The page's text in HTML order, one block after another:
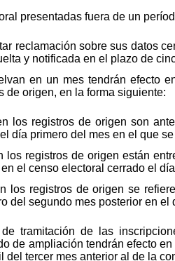
presentadas fuera de un
reclamación sobre sus datos
y notificada en el plazo de
en un mes tendrán efecto
de origen, en la forma siguiente:
los registros de origen son
día primero del mes en el que
los registros de origen están
el censo electoral cerrado el
los registros de origen se
del segundo mes posterior en el
tramitación de las
de ampliación tendrán efecto
tercer mes anterior al de la